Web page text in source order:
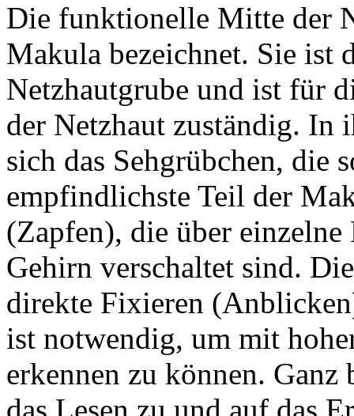
Die funktionelle Mitte der
Makula bezeichnet. Sie ist
Netzhautgrube und ist für
der Netzhaut zuständig.
sich das Sehgrübchen, die
empfindlichste Teil der
(Zapfen), die über
Gehirn verschaltet sind.
direkte Fixieren
ist notwendig, um mit
erkennen zu können.